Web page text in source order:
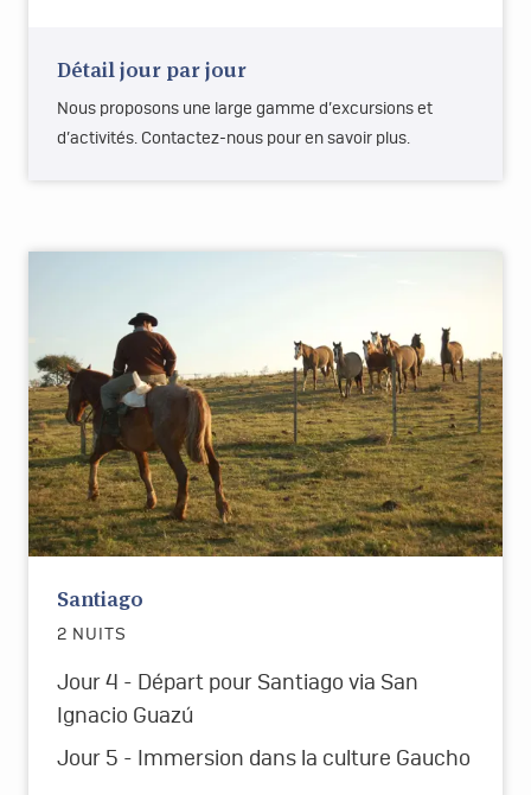
Détail jour par jour
Nous proposons une large gamme d’excursions et
d’activités. Contactez-nous pour en savoir plus.
Santiago
2 NUITS
Jour 4 - Départ pour Santiago via San
Ignacio Guazú
Jour 5 - Immersion dans la culture Gaucho